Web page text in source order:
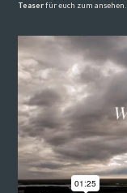
Teaser für euch zum